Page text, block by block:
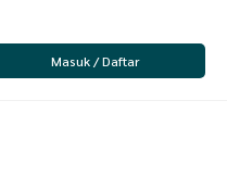
Masuk / Daftar